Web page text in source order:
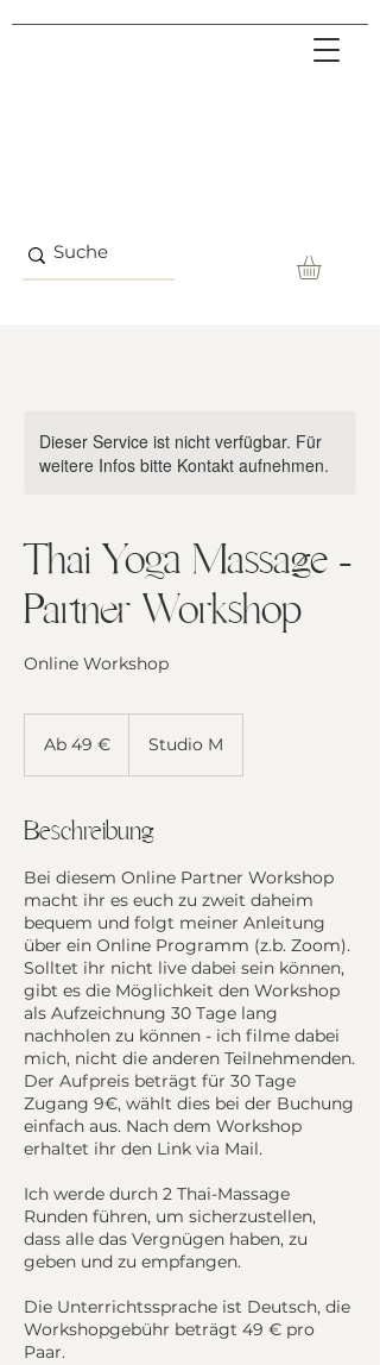
Dieser Service ist nicht verfügbar. Für
weitere Infos bitte Kontakt aufnehmen.
Thai Yoga Massage -
Partner Workshop
Online Workshop
EuroAb 49 € Studio M
Beschreibung
Bei diesem Online Partner Workshop
macht ihr es euch zu zweit daheim
bequem und folgt meiner Anleitung
über ein Online Programm (z.b. Zoom).
Solltet ihr nicht live dabei sein können,
gibt es die Möglichkeit den Workshop
als Aufzeichnung 30 Tage lang
nachholen zu können - ich filme dabei
mich, nicht die anderen Teilnehmenden.
Der Aufpreis beträgt für 30 Tage
Zugang 9€, wählt dies bei der Buchung
einfach aus. Nach dem Workshop
erhaltet ihr den Link via Mail.
Ich werde durch 2 Thai-Massage
Runden führen, um sicherzustellen,
dass alle das Vergnügen haben, zu
geben und zu empfangen.
Die Unterrichtssprache ist Deutsch, die
Workshopgebühr beträgt 49 € pro
Paar.